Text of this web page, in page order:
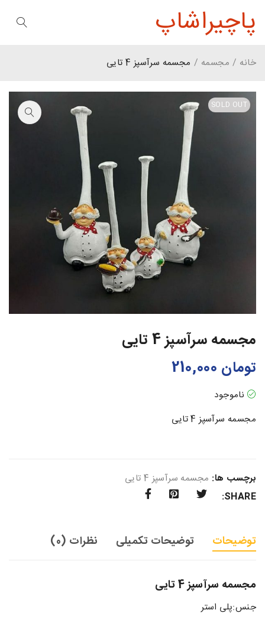
پاچیراشاپ
خانه / مجسمه / مجسمه سرآسپز 4 تایی
SOLD OUT
مجسمه سرآسپز 4 تایی
تومان
ناموجود
مجسمه سرآسپز 4 تایی
برچسب ها: مجسمه سرآسپز 4 تایی
SHARE:
توضیحات توضیحات تکمیلی نظرات (0)
مجسمه سرآسپز 4 تایی
جنس:پلی استر